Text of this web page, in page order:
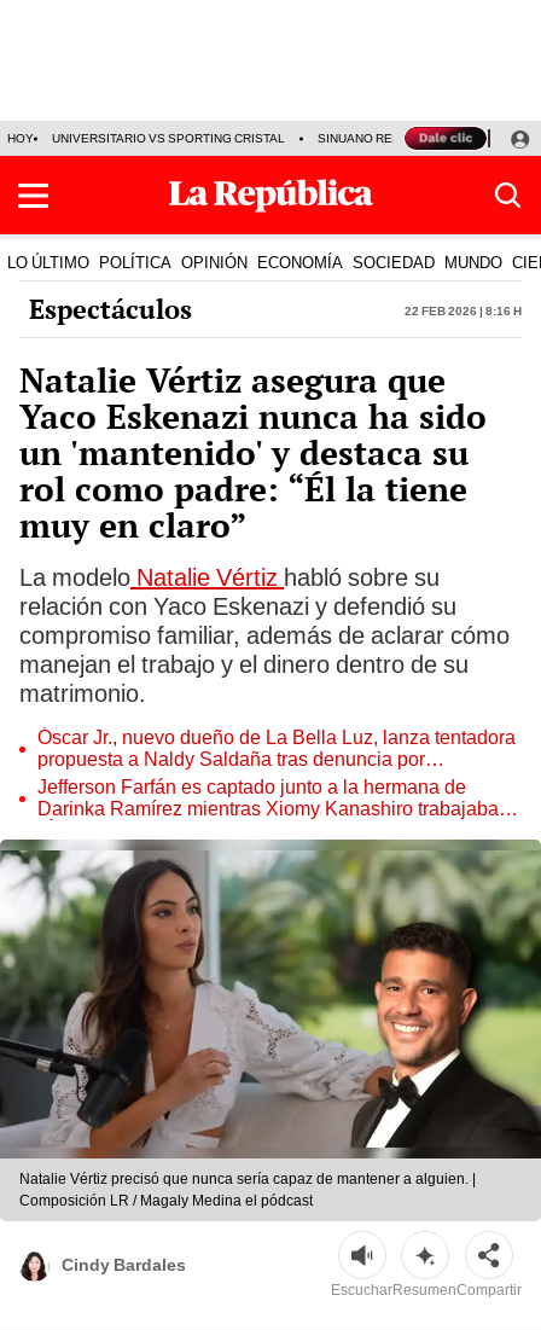
HOY UNIVERSITARIO VS SPORTING CRISTAL SINUANO RESULTADOS HOY
LO ÚLTIMO POLÍTICA OPINIÓN ECONOMÍA SOCIEDAD MUNDO
Espectáculos 22 Feb 2026 | 8:16 h
Natalie Vértiz asegura que
Yaco Eskenazi nunca ha sido
un 'mantenido' y destaca su
rol como padre: “Él la tiene
muy en claro”
La modelo Natalie Vértiz habló sobre su
relación con Yaco Eskenazi y defendió su
compromiso familiar, además de aclarar cómo
manejan el trabajo y el dinero dentro de su
matrimonio.
Óscar Jr., nuevo dueño de La Bella Luz, lanza tentadora
propuesta a Naldy Saldaña tras denuncia por
tocamientos
Jefferson Farfán es captado junto a la hermana de
Darinka Ramírez mientras Xiomy Kanashiro trabajaba:
Natalie Vértiz precisó que nunca sería capaz de mantener a alguien. |
Composición LR / Magaly Medina el pódcast
Cindy Bardales
EscucharResumenCompartir